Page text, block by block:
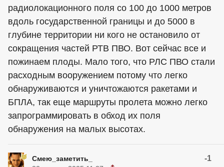
радиолокационного поля со 100 до 1000 метров
вдоль государственной границы и до 5000 в
глубине территории ни кого не остановило от
сокращения частей РТВ ПВО. Вот сейчас все и
пожинаем плоды. Мало того, что РЛС ПВО стали
расходным вооружением потому что легко
обнаруживаются и уничтожаются ракетами и
БПЛА, так еще маршруты пролета можно легко
запрограммировать в обход их поля
обнаружения на малых высотах.
Смею_заметить_ -1